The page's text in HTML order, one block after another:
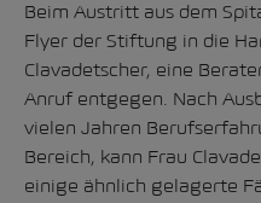
Beim Austritt aus dem
Flyer der Stiftung in die
Clavadetscher, eine
Anruf entgegen. Nach
vielen Jahren
Bereich, kann Frau
einige ähnlich gelagerte